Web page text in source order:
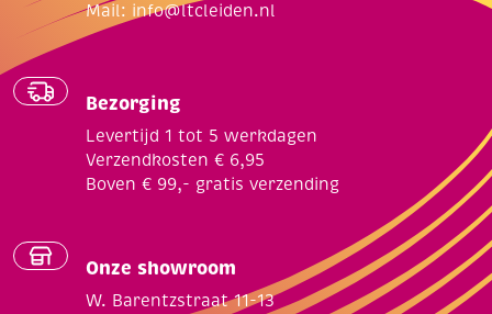
Mail: info@ltcleiden.nl
Bezorging
Levertijd 1 tot 5 werkdagen
Verzendkosten € 6,95
Boven € 99,- gratis verzending
Onze showroom
W. Barentzstraat 11-13